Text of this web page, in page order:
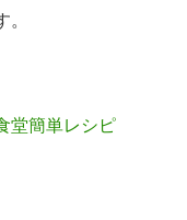
堂簡単レシピ